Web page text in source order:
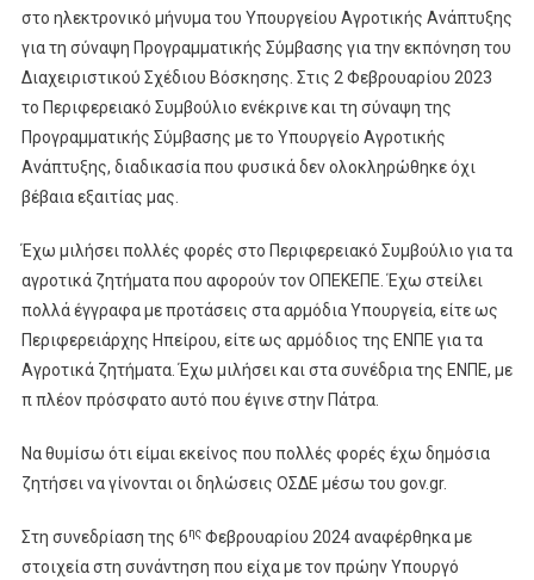
στο ηλεκτρονικό μήνυμα του Υπουργείου Αγροτικής Ανάπτυξης
για τη σύναψη Προγραμματικής Σύμβασης για την εκπόνηση του
Διαχειριστικού Σχέδιου Βόσκησης. Στις 2 Φεβρουαρίου 2023
το Περιφερειακό Συμβούλιο ενέκρινε και τη σύναψη της
Προγραμματικής Σύμβασης με το Υπουργείο Αγροτικής
Ανάπτυξης, διαδικασία που φυσικά δεν ολοκληρώθηκε όχι
βέβαια εξαιτίας μας.
Έχω μιλήσει πολλές φορές στο Περιφερειακό Συμβούλιο για τα
αγροτικά ζητήματα που αφορούν τον ΟΠΕΚΕΠΕ. Έχω στείλει
πολλά έγγραφα με προτάσεις στα αρμόδια Υπουργεία, είτε ως
Περιφερειάρχης Ηπείρου, είτε ως αρμόδιος της ΕΝΠΕ για τα
Αγροτικά ζητήματα. Έχω μιλήσει και στα συνέδρια της ΕΝΠΕ, με
π πλέον πρόσφατο αυτό που έγινε στην Πάτρα.
Να θυμίσω ότι είμαι εκείνος που πολλές φορές έχω δημόσια
ζητήσει να γίνονται οι δηλώσεις ΟΣΔΕ μέσω του gov.gr.
Στη συνεδρίαση της 6ηςΦεβρουαρίου 2024 αναφέρθηκα με
στοιχεία στη συνάντηση που είχα με τον πρώην Υπουργό